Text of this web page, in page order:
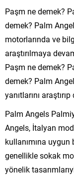
Paşm ne demek?
demek? Palm
motorlarında ve
araştırılmaya
Paşm ne demek?
demek? Palm
yanıtlarını
Palm Angels
Angels, İtalyan
kullanımına
genellikle sokak
yönelik